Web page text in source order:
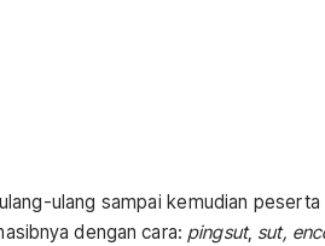
ulang sampai kemudian
dengan cara: pingsut, sut,